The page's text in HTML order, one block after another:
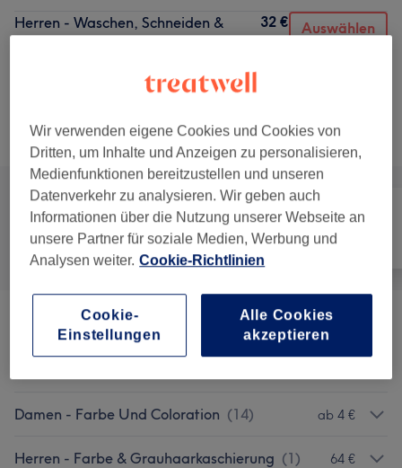
Herren - Waschen, Schneiden &
32 € Auswählen
Alle Services
Alle Friseur
Damen - Haarschnitte & Stylings ( 6)
Damen - Farbe Und Coloration (14) ab 4 €
Herren - Farbe & Grauhaarkaschierung (1) 64 €
Wir verwenden eigene Cookies und Cookies von
Dritten, um Inhalte und Anzeigen zu personalisieren,
Medienfunktionen bereitzustellen und unseren
Datenverkehr zu analysieren. Wir geben auch
Informationen über die Nutzung unserer Webseite an
unsere Partner für soziale Medien, Werbung und
Analysen weiter. Cookie-Richtlinien
Cookie-
Einstellungen
Alle Cookies
akzeptieren